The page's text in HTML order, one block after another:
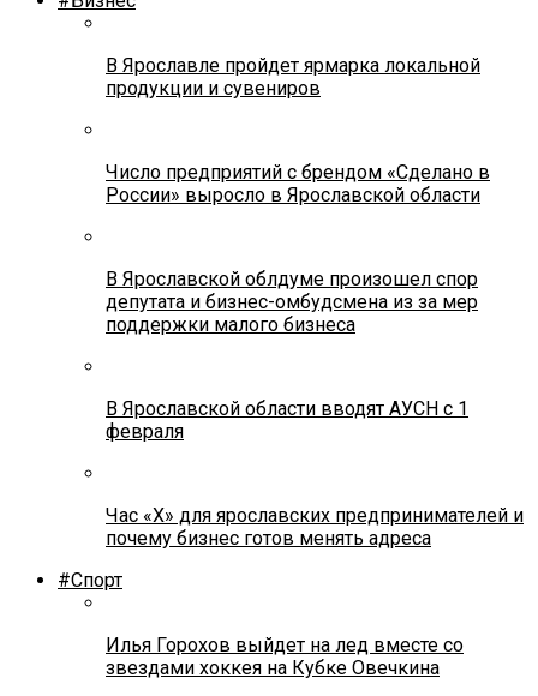
В Ярославле пройдет ярмарка локальной
продукции и сувениров
Число предприятий с брендом «Сделано в
России» выросло в Ярославской области
В Ярославской облдуме произошел спор
депутата и бизнес-омбудсмена из за мер
поддержки малого бизнеса
В Ярославской области вводят АУСН с 1
февраля
Час «Х» для ярославских предпринимателей и
почему бизнес готов менять адреса
#Спорт
Илья Горохов выйдет на лед вместе со
звездами хоккея на Кубке Овечкина